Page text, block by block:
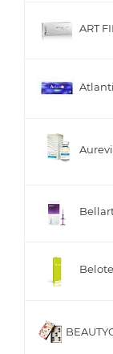
ART